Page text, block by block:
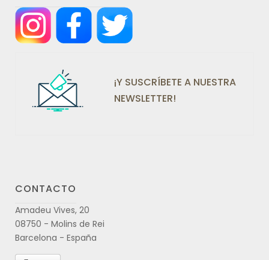
¡Y SUSCRÍBETE A NUESTRA
NEWSLETTER!
CONTACTO
Amadeu Vives, 20
08750 - Molins de Rei
Barcelona - España